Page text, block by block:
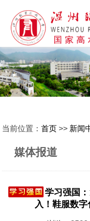
当前位置：首页 >> 新闻
媒体报道
学习强国
入！鞋服数